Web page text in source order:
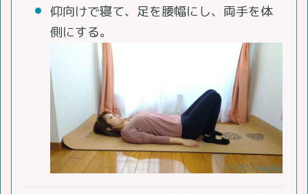
仰向けで寝て、足を腰幅にし、両手を体
側にする。